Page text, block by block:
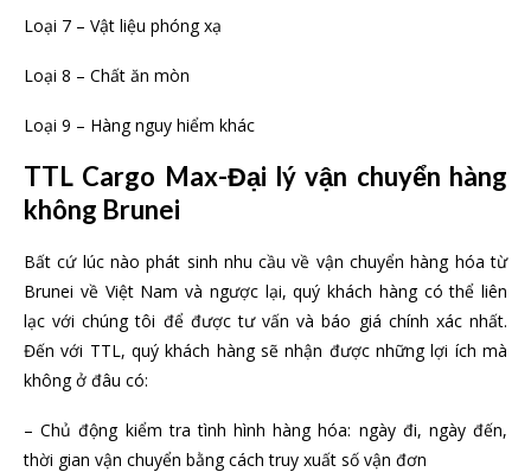
Loại 7 – Vật liệu phóng xạ
Loại 8 – Chất ăn mòn
Loại 9 – Hàng nguy hiểm khác
TTL Cargo Max-Đại lý vận chuyển hàng
không Brunei
Bất cứ lúc nào phát sinh nhu cầu về vận chuyển hàng hóa từ
Brunei về Việt Nam và ngược lại, quý khách hàng có thể liên
lạc với chúng tôi để được tư vấn và báo giá chính xác nhất.
Đến với TTL, quý khách hàng sẽ nhận được những lợi ích mà
không ở đâu có:
– Chủ động kiểm tra tình hình hàng hóa: ngày đi, ngày đến,
thời gian vận chuyển bằng cách truy xuất số vận đơn